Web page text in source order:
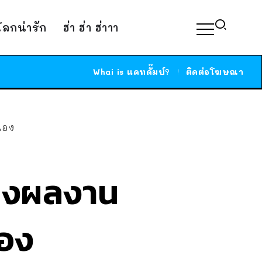
กน่ารัก ฮ่า ฮ่า ฮ่าาา
Whai is แคทดั๊มบ์? ติดต่อโฆษณา
ง
ผลงาน
ง